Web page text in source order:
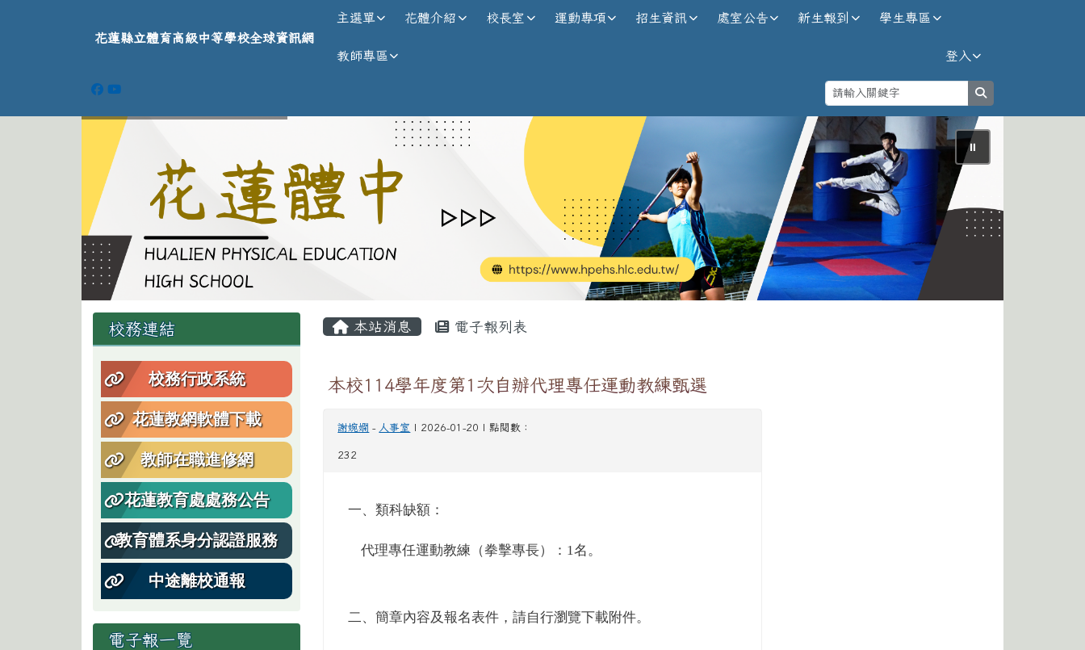
花蓮縣立體育高級中等學校全球資訊網
花蓮縣立體育高級中等學校全球資訊網
主選單 花體介紹 校長室 運動專項 招生資訊 處室公告 新生報到 學生專區
教師專區 登入
⏸
左邊區域內容
校務連結
校務行政系統
花蓮教網軟體下載
教師在職進修網
花蓮教育處處務公告
教育體系身分認證服務
中途離校通報
電子報一覽
主內容區域
本站消息 電子報列表
本校114學年度第1次自辦代理專任運動教練甄選
謝婉嫻 - 人事室 | 2026-01-20 | 點閱數：
232
一、類科缺額：
代理專任運動教練（拳擊專長）：1名。
二、簡章內容及報名表件，請自行瀏覽下載附件。
頁尾區域